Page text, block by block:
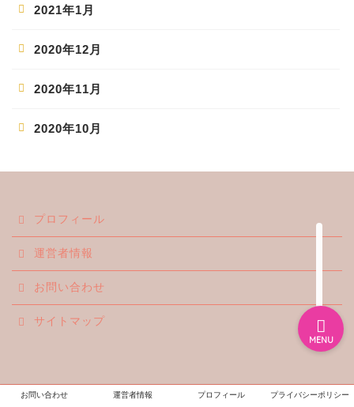
2021年1月
2020年12月
2020年11月
2020年10月
プロフィール
運営者情報
お問い合わせ
サイトマップ
お問い合わせ 運営者情報 プロフィール プライバシーポリシー
MENU